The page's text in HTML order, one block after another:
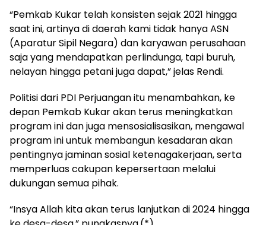
“Pemkab Kukar telah konsisten sejak 2021 hingga
saat ini, artinya di daerah kami tidak hanya ASN
(Aparatur Sipil Negara) dan karyawan perusahaan
saja yang mendapatkan perlindunga, tapi buruh,
nelayan hingga petani juga dapat,” jelas Rendi.
Politisi dari PDI Perjuangan itu menambahkan, ke
depan Pemkab Kukar akan terus meningkatkan
program ini dan juga mensosialisasikan, mengawal
program ini untuk membangun kesadaran akan
pentingnya jaminan sosial ketenagakerjaan, serta
memperluas cakupan kepersertaan melalui
dukungan semua pihak.
“Insya Allah kita akan terus lanjutkan di 2024 hingga